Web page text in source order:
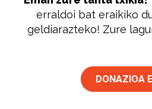
erraldoi bat eraikiko
geldiarazteko! Zure
DONAZIOA